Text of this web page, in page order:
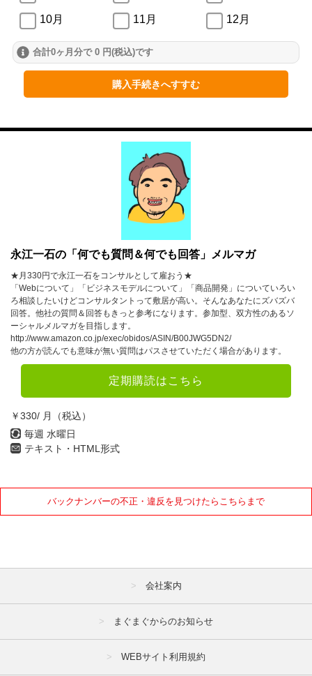
永江一石の「何でも質問＆何でも回答」メルマガ
★月330円で永江一石をコンサルとして雇おう★
「Webについて」「ビジネスモデルについて」「商品開発」についていろい
ろ相談したいけどコンサルタントって敷居が高い。そんなあなたにズバズバ
回答。他社の質問＆回答もきっと参考になります。参加型、双方性のあるソ
ーシャルメルマガを目指します。
http://www.amazon.co.jp/exec/obidos/ASIN/B00JWG5DN2/
他の方が読んでも意味が無い質問はパスさせていただく場合があります。
定期購読はこちら
￥330/ 月（税込）
毎週 水曜日
テキスト・HTML形式
バックナンバーの不正・違反を見つけたらこちらまで
10月 11月 12月
2024年
2月
7月 8月 9月
11月
2月
4月 5月 6月
7月 8月
10月 11月 12月
2022年
1月 2月 3月
5月
7月
10月
1月 2月 3月
11月
1月 2月 3月
合計0ヶ月分で 0 円(税込)です
購入手続きへすすむ
会社案内
まぐまぐからのお知らせ
WEBサイト利用規約